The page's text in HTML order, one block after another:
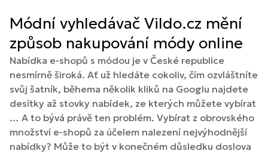
Módní vyhledávač Vildo.cz mění
způsob nakupování módy online
Nabídka e-shopů s módou je v České republice
nesmírně široká. Ať už hledáte cokoliv, čím ozvláštníte
svůj šatník, běhema několik kliků na Googlu najdete
desítky až stovky nabídek, ze kterých můžete vybírat
… A to bývá právě ten problém. Vybírat z obrovského
množství e-shopů za účelem nalezení nejvýhodnější
nabídky? Může to být v konečném důsledku doslova